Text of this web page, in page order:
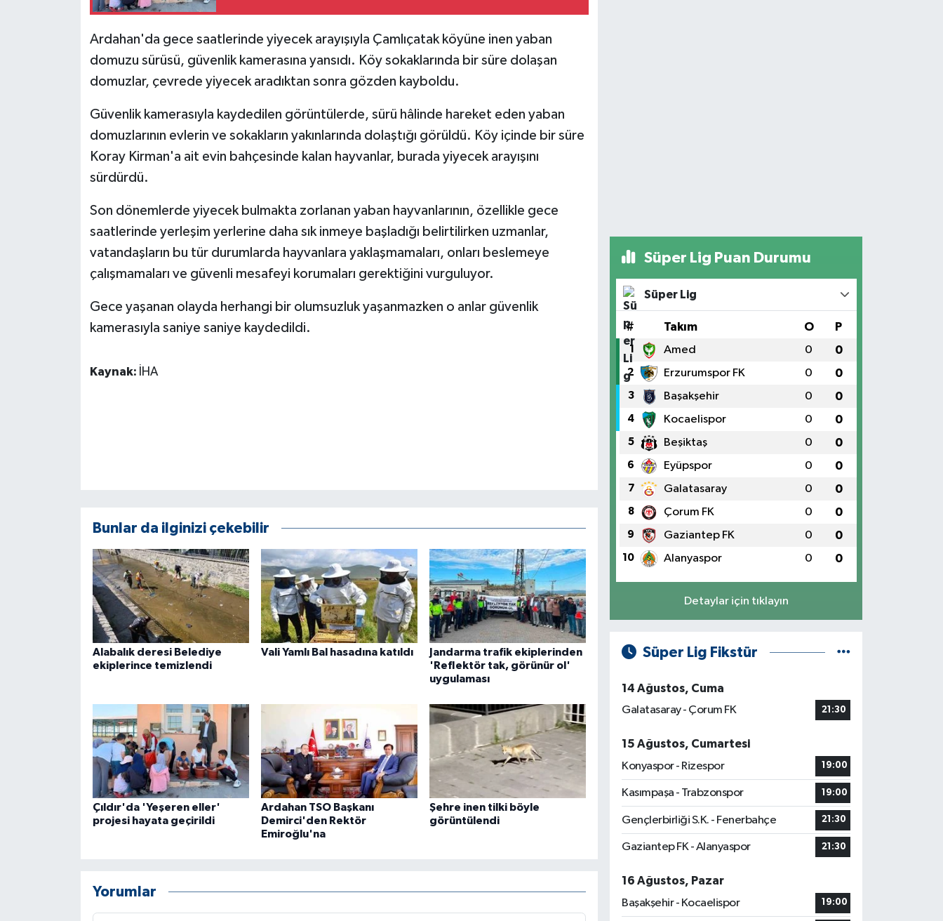
Ardahan'da gece saatlerinde yiyecek arayışıyla Çamlıçatak köyüne inen yaban
domuzu sürüsü, güvenlik kamerasına yansıdı. Köy sokaklarında bir süre dolaşan
domuzlar, çevrede yiyecek aradıktan sonra gözden kayboldu.
Güvenlik kamerasıyla kaydedilen görüntülerde, sürü hâlinde hareket eden yaban
domuzlarının evlerin ve sokakların yakınlarında dolaştığı görüldü. Köy içinde bir süre
Koray Kirman'a ait evin bahçesinde kalan hayvanlar, burada yiyecek arayışını
sürdürdü.
Son dönemlerde yiyecek bulmakta zorlanan yaban hayvanlarının, özellikle gece
saatlerinde yerleşim yerlerine daha sık inmeye başladığı belirtilirken uzmanlar,
vatandaşların bu tür durumlarda hayvanlara yaklaşmamaları, onları beslemeye
çalışmamaları ve güvenli mesafeyi korumaları gerektiğini vurguluyor.
Gece yaşanan olayda herhangi bir olumsuzluk yaşanmazken o anlar güvenlik
kamerasıyla saniye saniye kaydedildi.
Kaynak: İHA
Bunlar da ilginizi çekebilir
Alabalık deresi Belediye
ekiplerince temizlendi
Vali Yamlı Bal hasadına katıldı
Jandarma trafik ekiplerinden
'Reflektör tak, görünür ol'
uygulaması
Çıldır'da 'Yeşeren eller'
projesi hayata geçirildi
Ardahan TSO Başkanı
Demirci'den Rektör
Emiroğlu'na
Şehre inen tilki böyle
görüntülendi
Yorumlar
Süper Lig Puan Durumu
Süper Lig
# Takım O P
1 Amed 0 0
2 Erzurumspor FK 0 0
3 Başakşehir 0 0
4 Kocaelispor 0 0
5 Beşiktaş 0 0
6 Eyüpspor 0 0
7 Galatasaray 0 0
8 Çorum FK 0 0
9 Gaziantep FK 0 0
10 Alanyaspor 0 0
Detaylar için tıklayın
Süper Lig Fikstür
14 Ağustos, Cuma
Galatasaray - Çorum FK
21:30
15 Ağustos, Cumartesi
Konyaspor - Rizespor
19:00
Kasımpaşa - Trabzonspor 19:00
Gençlerbirliği S.K. - Fenerbahçe 21:30
Gaziantep FK - Alanyaspor 21:30
16 Ağustos, Pazar
Başakşehir - Kocaelispor
19:00
Jandarma
KÜLTÜR SANAT
MAGAZİN
Otomobil
Yerel Haberler